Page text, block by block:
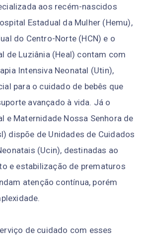
aos recém-nascidos
Estadual da Mulher (Hemu),
do Centro-Norte (HCN) e o
de Luziânia (Heal) contam com
Intensiva Neonatal (Utin),
para o cuidado de bebês que
avançado à vida. Já o
e Maternidade Nossa Senhora de
dispõe de Unidades de Cuidados
(Ucin), destinadas ao
e estabilização de prematuros
atenção contínua, porém
de cuidado com esses